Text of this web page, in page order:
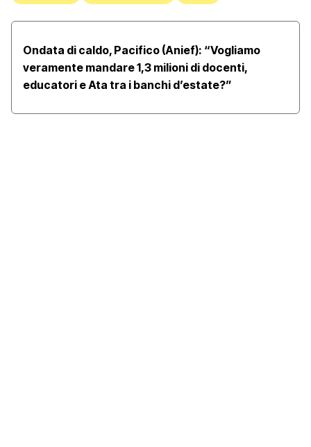
Ondata di caldo, Pacifico (Anief): “Vogliamo
veramente mandare 1,3 milioni di docenti,
educatori e Ata tra i banchi d’estate?”